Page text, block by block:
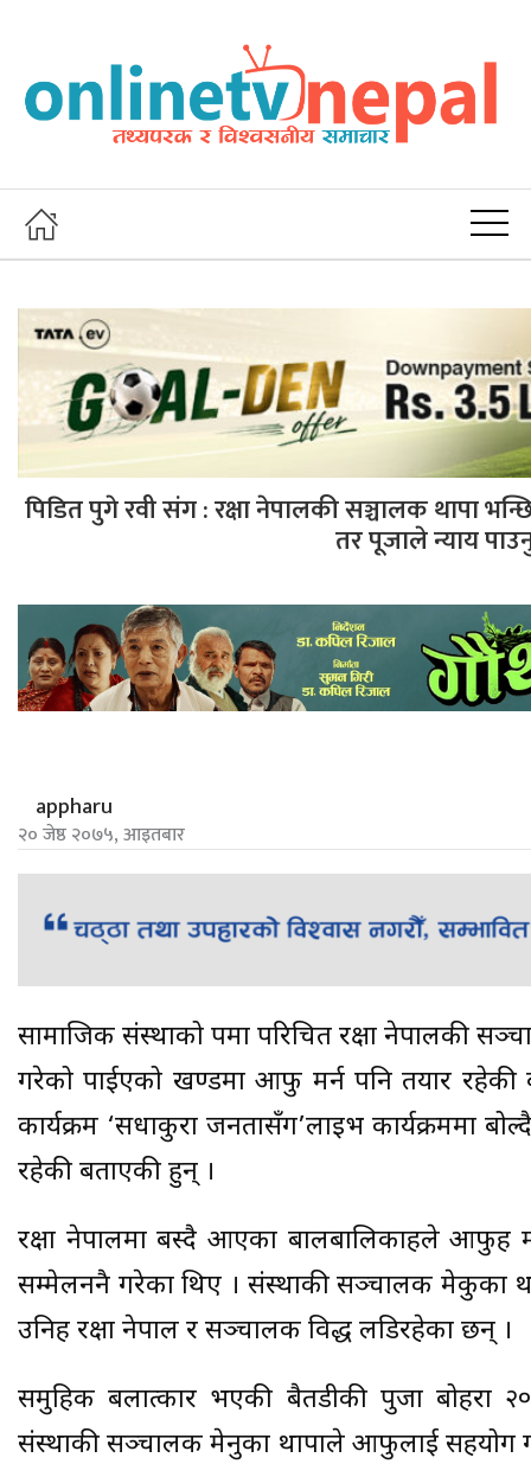
पिडित पुगे रवी संग : रक्षा नेपालकी सञ्चालक थापा
तर पूजाले न्याय
appharu
२० जेष्ठ २०७५, आइतबार
सामाजिक संस्थाको रुपमा परिचित रक्षा नेपालकी
गरेको पाईएको खण्डमा आफु मर्न पनि तयार
कार्यक्रम ‘सधाकुरा जनतासँग’लाइभ कार्यक्रममा
रहेकी बताएकी हुन् ।
रक्षा नेपालमा बस्दै आएका बालबालिकाहरुले
सम्मेलननै गरेका थिए । संस्थाकी सञ्चालक मेकुका
उनिहरु रक्षा नेपाल र सञ्चालक विरुद्ध लडिरहेका छन् ।
समुहिक बलात्कार भएकी बैतडीकी पुजा बोहरा
संस्थाकी सञ्चालक मेनुका थापाले आफुलाई सहयोग